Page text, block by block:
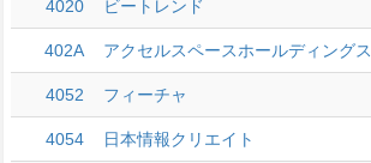
4020 ビートレンド
402A アクセルスペースホールディングス
4052 フィーチャ
4054 日本情報クリエイト